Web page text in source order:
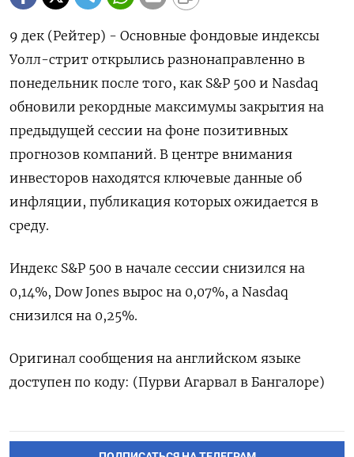
9 дек (Рейтер) - Основные фондовые индексы
Уолл-стрит открылись разнонаправленно в
понедельник после того, как S&P 500 и Nasdaq
обновили рекордные максимумы закрытия на
предыдущей сессии на фоне позитивных
прогнозов компаний. В центре внимания
инвесторов находятся ключевые данные об
инфляции, публикация которых ожидается в
среду.
Индекс S&P 500 в начале сессии снизился на
0,14%, Dow Jones вырос на 0,07%, а Nasdaq
снизился на 0,25%.
Оригинал сообщения на английском языке
доступен по коду: (Пурви Агарвал в Бангалоре)